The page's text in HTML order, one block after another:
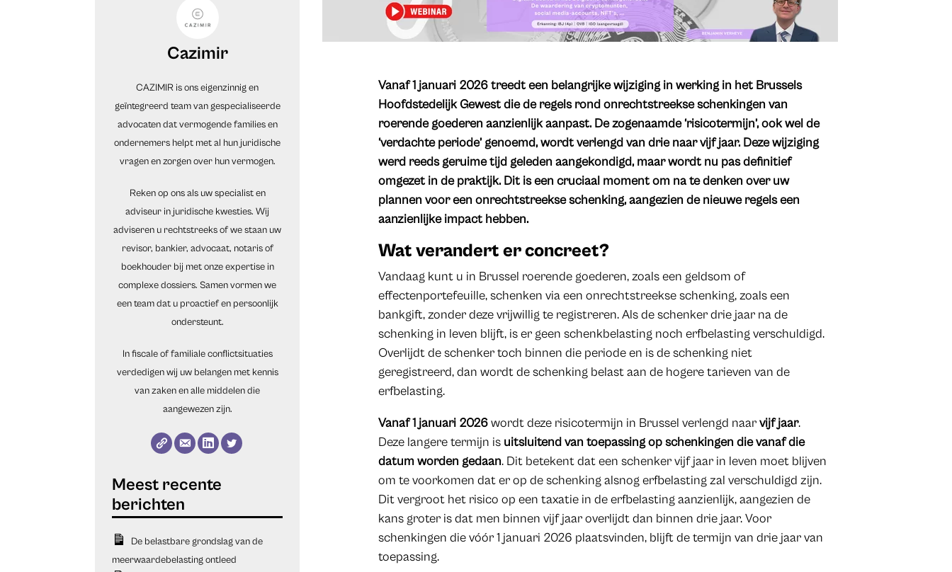
Cazimir
CAZIMIR is ons eigenzinnig en
geïntegreerd team van gespecialiseerde
advocaten dat vermogende families en
ondernemers helpt met al hun juridische
vragen en zorgen over hun vermogen.
Reken op ons als uw specialist en
adviseur in juridische kwesties. Wij
adviseren u rechtstreeks of we staan uw
revisor, bankier, advocaat, notaris of
boekhouder bij met onze expertise in
complexe dossiers. Samen vormen we
een team dat u proactief en persoonlijk
ondersteunt.
In fiscale of familiale conflictsituaties
verdedigen wij uw belangen met kennis
van zaken en alle middelen die
aangewezen zijn.
De belastbare grondslag van de
meerwaardebelasting ontleed
​Vanaf 1 januari 2026 treedt een belangrijke wijziging in werking in het Brussels
Hoofdstedelijk Gewest die de regels rond onrechtstreekse schenkingen van
roerende goederen aanzienlijk aanpast. De zogenaamde ‘risicotermijn’, ook wel de
‘verdachte periode’ genoemd, wordt verlengd van drie naar vijf jaar. Deze wijziging
werd reeds geruime tijd geleden aangekondigd, maar wordt nu pas definitief
omgezet in de praktijk. Dit is een cruciaal moment om na te denken over uw
plannen voor een onrechtstreekse schenking, aangezien de nieuwe regels een
aanzienlijke impact hebben.
Wat verandert er concreet?
Vandaag kunt u in Brussel roerende goederen, zoals een geldsom of
effectenportefeuille, schenken via een onrechtstreekse schenking, zoals een
bankgift, zonder deze vrijwillig te registreren. Als de schenker drie jaar na de
schenking in leven blijft, is er geen schenkbelasting noch erfbelasting verschuldigd.
Overlijdt de schenker toch binnen die periode en is de schenking niet
geregistreerd, dan wordt de schenking belast aan de hogere tarieven van de
erfbelasting.
Vanaf 1 januari 2026wordt deze risicotermijn in Brussel verlengd naarvijf jaar.
Deze langere termijn is uitsluitend van toepassing op schenkingen die vanaf die
datum worden gedaan. Dit betekent dat een schenker vijf jaar in leven moet blijven
om te voorkomen dat er op de schenking alsnog erfbelasting zal verschuldigd zijn.
Dit vergroot het risico op een taxatie in de erfbelasting aanzienlijk, aangezien de
kans groter is dat men binnen vijf jaar overlijdt dan binnen drie jaar. Voor
schenkingen die vóór 1 januari 2026 plaatsvinden, blijft de termijn van drie jaar van
toepassing.